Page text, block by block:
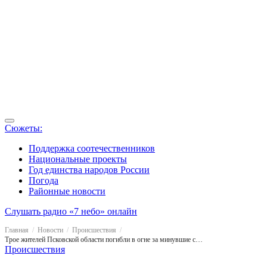
Сюжеты:
Поддержка соотечественников
Национальные проекты
Год единства народов России
Погода
Районные новости
Слушать радио «7 небо» онлайн
Главная Новости
Происшествия
Трое жителей Псковской области погибли в огне за минувшие сутки.
Происшествия